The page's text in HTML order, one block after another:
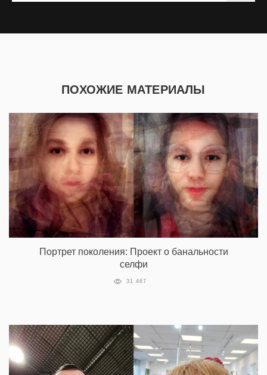
ПОХОЖИЕ МАТЕРИАЛЫ
Портрет поколения: Проект о банальности
селфи
31 467